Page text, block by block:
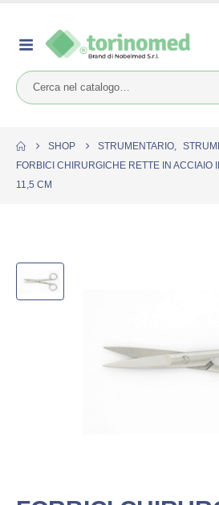
SHOP STRUMENTARIO,
FORBICI CHIRURGICHE RETTE IN ACCIAIO
11,5 CM